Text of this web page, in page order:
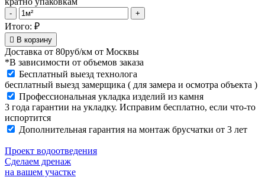
Фасадная
плитка
Версаль
910
quantity
- +
Итого: ₽
В корзину
Доставка от 80руб/км от Москвы
*В зависимости от объемов заказа
Бесплатный выезд технолога
бесплатный выезд замерщика ( для замера и осмотра объекта )
Профессиональная укладка изделий из камня
3 года гарантии на укладку. Исправим бесплатно, если что-то
испортится
Дополнительная гарантия на монтаж брусчатки от 3 лет
Проект водоотведения
Сделаем дренаж
на вашем участке